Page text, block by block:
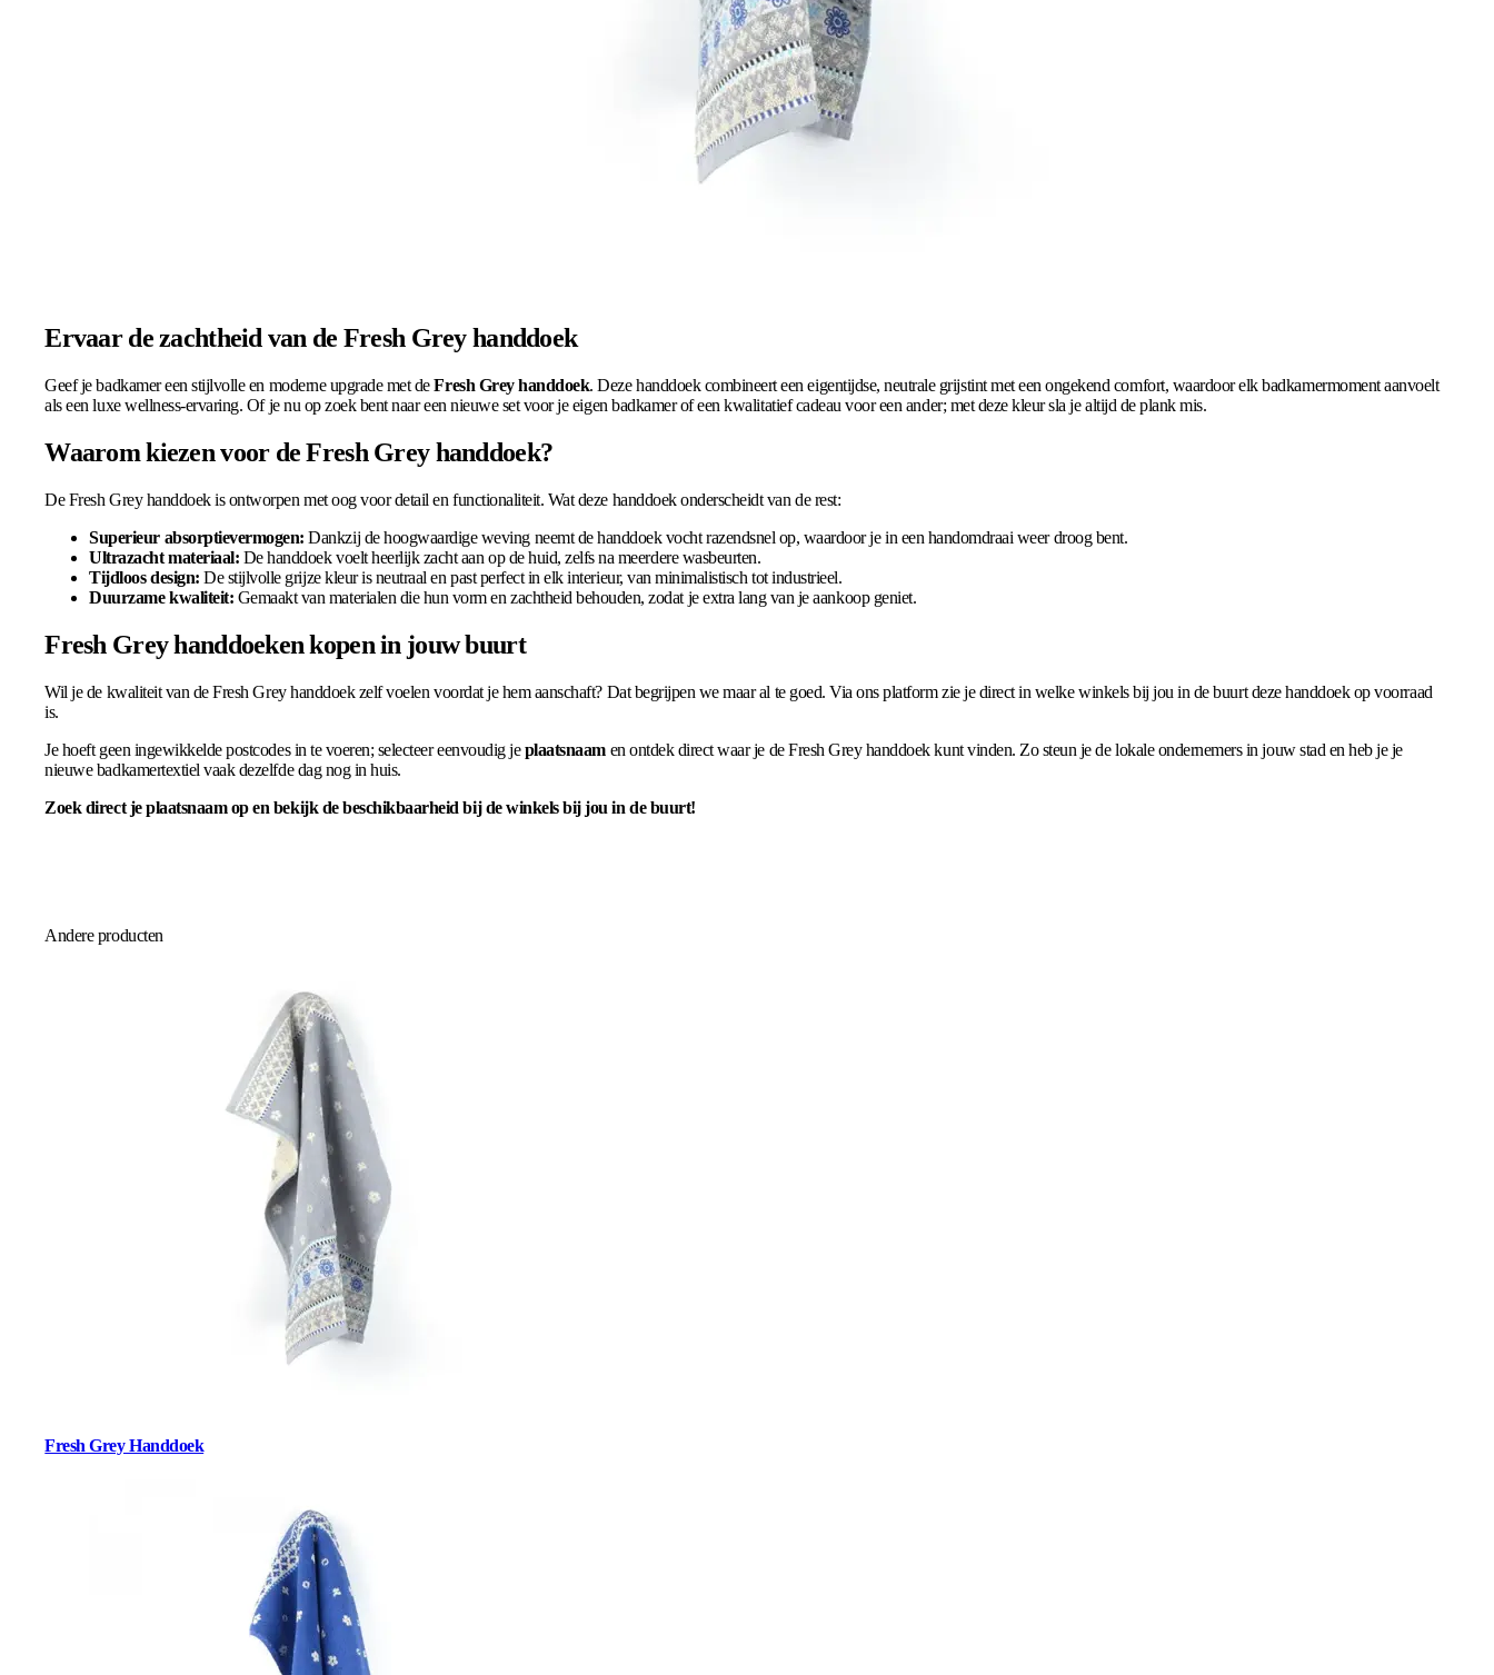
Ervaar de zachtheid van de Fresh Grey handdoek
Geef je badkamer een stijlvolle en moderne upgrade met deFresh Grey handdoek. Deze handdoek combineert een eigentijdse, neutrale grijstint met een ongekend comfort, waardoor elk badkamermoment aanvoelt
als een luxe wellness-ervaring. Of je nu op zoek bent naar een nieuwe set voor je eigen badkamer of een kwalitatief cadeau voor een ander; met deze kleur sla je altijd de plank mis.
Waarom kiezen voor de Fresh Grey handdoek?
De Fresh Grey handdoek is ontworpen met oog voor detail en functionaliteit. Wat deze handdoek onderscheidt van de rest:
Superieur absorptievermogen: Dankzij de hoogwaardige weving neemt de handdoek vocht razendsnel op, waardoor je in een handomdraai weer droog bent.
Ultrazacht materiaal: De handdoek voelt heerlijk zacht aan op de huid, zelfs na meerdere wasbeurten.
Tijdloos design: De stijlvolle grijze kleur is neutraal en past perfect in elk interieur, van minimalistisch tot industrieel.
Duurzame kwaliteit: Gemaakt van materialen die hun vorm en zachtheid behouden, zodat je extra lang van je aankoop geniet.
Fresh Grey handdoeken kopen in jouw buurt
Wil je de kwaliteit van de Fresh Grey handdoek zelf voelen voordat je hem aanschaft? Dat begrijpen we maar al te goed. Via ons platform zie je direct in welke winkels bij jou in de buurt deze handdoek op voorraad
is.
Je hoeft geen ingewikkelde postcodes in te voeren; selecteer eenvoudig jeplaatsnaam en ontdek direct waar je de Fresh Grey handdoek kunt vinden. Zo steun je de lokale ondernemers in jouw stad en heb je je
nieuwe badkamertextiel vaak dezelfde dag nog in huis.
Zoek direct je plaatsnaam op en bekijk de beschikbaarheid bij de winkels bij jou in de buurt!
Andere producten
Fresh Grey Handdoek